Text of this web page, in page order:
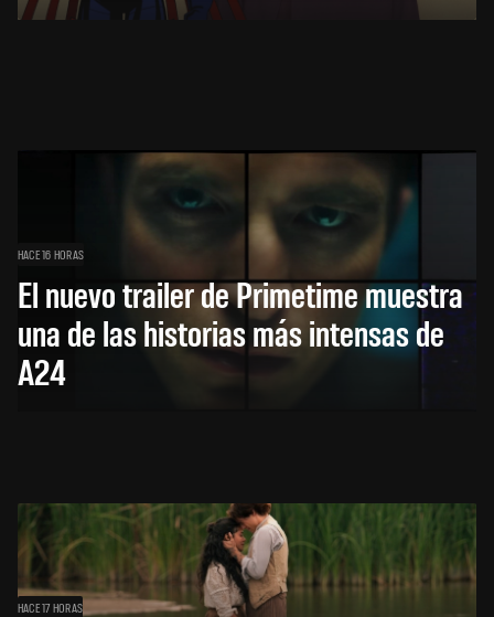
HACE 16 HORAS
El nuevo trailer de Primetime muestra
una de las historias más intensas de
A24
HACE 17 HORAS